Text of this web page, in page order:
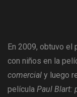
En 2009, obtuvo el
con niños en la
comercial y luego
película Paul Blart: